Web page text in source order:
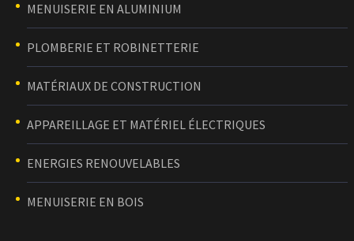
MENUISERIE EN ALUMINIUM
PLOMBERIE ET ROBINETTERIE
MATÉRIAUX DE CONSTRUCTION
APPAREILLAGE ET MATÉRIEL ÉLECTRIQUES
ENERGIES RENOUVELABLES
MENUISERIE EN BOIS